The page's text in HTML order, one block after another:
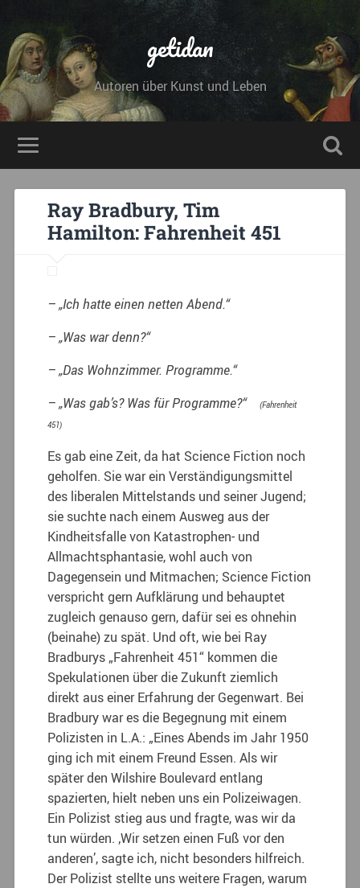
getidan
Autoren über Kunst und Leben
Ray Bradbury, Tim
Hamilton: Fahrenheit 451
– „Ich hatte einen netten Abend.“
– „Was war denn?“
– „Das Wohnzimmer. Programme.“
– „Was gab’s? Was für Programme?“(Fahrenheit
451)
Es gab eine Zeit, da hat Science Fiction noch
geholfen. Sie war ein Verständigungsmittel
des liberalen Mittelstands und seiner Jugend;
sie suchte nach einem Ausweg aus der
Kindheitsfalle von Katastrophen- und
Allmachtsphantasie, wohl auch von
Dagegensein und Mitmachen; Science Fiction
verspricht gern Aufklärung und behauptet
zugleich genauso gern, dafür sei es ohnehin
(beinahe) zu spät. Und oft, wie bei Ray
Bradburys „Fahrenheit 451“ kommen die
Spekulationen über die Zukunft ziemlich
direkt aus einer Erfahrung der Gegenwart. Bei
Bradbury war es die Begegnung mit einem
Polizisten in L.A.: „Eines Abends im Jahr 1950
ging ich mit einem Freund Essen. Als wir
später den Wilshire Boulevard entlang
spazierten, hielt neben uns ein Polizeiwagen.
Ein Polizist stieg aus und fragte, was wir da
tun würden. ‚Wir setzen einen Fuß vor den
anderen’, sagte ich, nicht besonders hilfreich.
Der Polizist stellte uns weitere Fragen, warum